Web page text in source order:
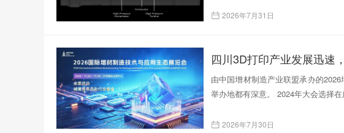
2026年7月31日
四川3D打印产业发展迅速
由中国增材制造产业联盟承办的
举办地都有深意。 2024年大会选择
2026年7月30日